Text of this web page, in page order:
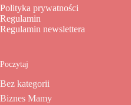
Polityka prywatności
Regulamin
Regulamin newslettera
Poczytaj
Bez kategorii
Biznes Mamy